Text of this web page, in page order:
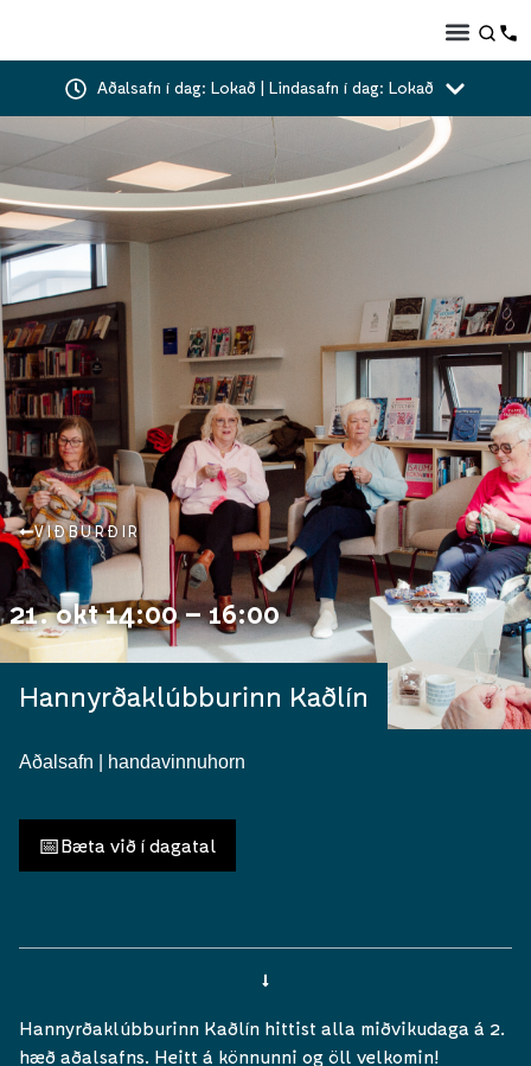
Aðalsafn í dag: Lokað | Lindasafn í dag: Lokað
VIÐBURÐIR
21. okt 14:00 – 16:00
Hannyrðaklúbburinn Kaðlín
Aðalsafn | handavinnuhorn
📅Bæta við í dagatal
Hannyrðaklúbburinn Kaðlín hittist alla miðvikudaga á 2.
hæð aðalsafns. Heitt á könnunni og öll velkomin!